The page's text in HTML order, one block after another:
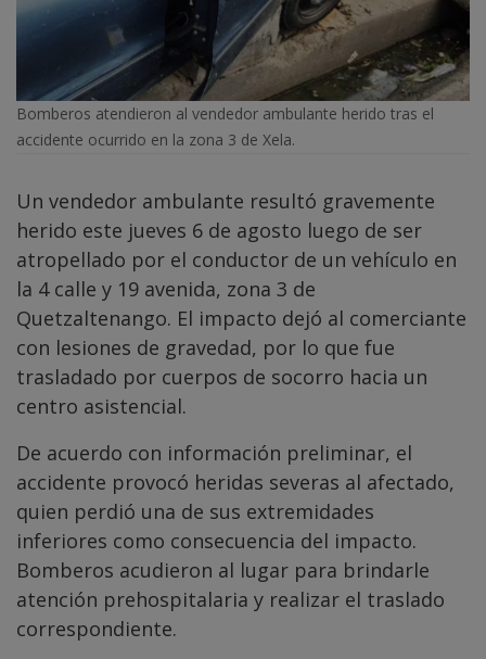
Bomberos atendieron al vendedor ambulante herido tras el
accidente ocurrido en la zona 3 de Xela.
Un vendedor ambulante resultó gravemente
herido este jueves 6 de agosto luego de ser
atropellado por el conductor de un vehículo en
la 4 calle y 19 avenida, zona 3 de
Quetzaltenango. El impacto dejó al comerciante
con lesiones de gravedad, por lo que fue
trasladado por cuerpos de socorro hacia un
centro asistencial.
De acuerdo con información preliminar, el
accidente provocó heridas severas al afectado,
quien perdió una de sus extremidades
inferiores como consecuencia del impacto.
Bomberos acudieron al lugar para brindarle
atención prehospitalaria y realizar el traslado
correspondiente.